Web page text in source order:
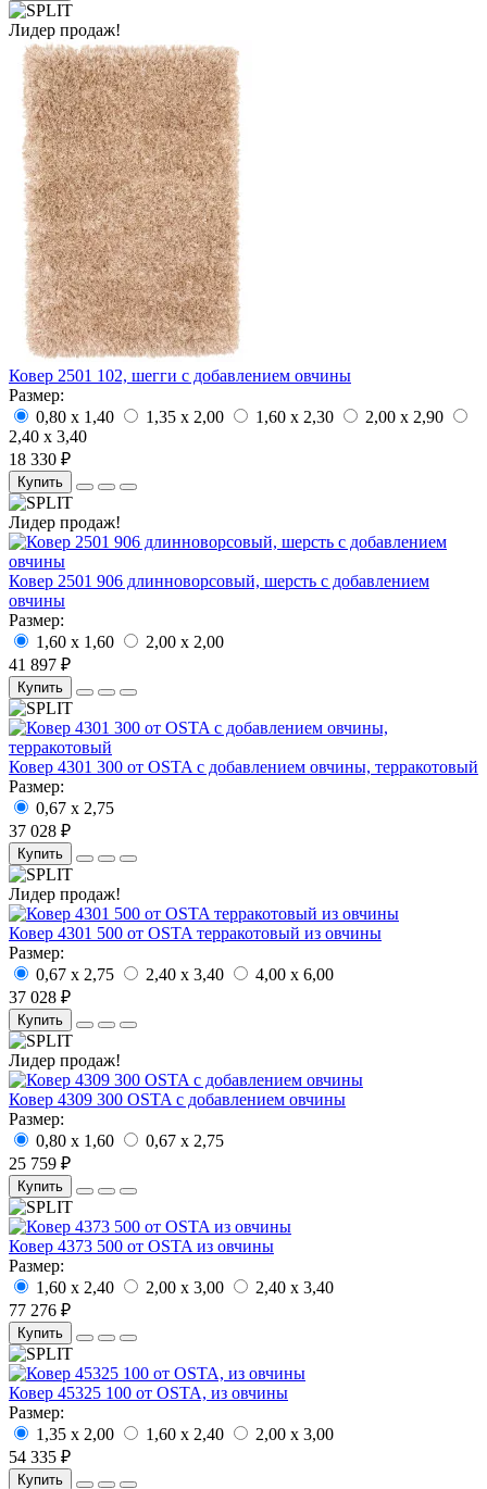
Лидер продаж!
Ковер 2501 102, шегги с добавлением овчины
Размер:
0,80 x 1,40
1,35 x 2,00 1,60 x 2,30
2,00 x 2,90
2,40 x 3,40
18 330 ₽
Купить
Лидер продаж!
Ковер 2501 906 длинноворсовый, шерсть с добавлением
овчины
Размер:
1,60 x 1,60
2,00 x 2,00
41 897 ₽
Купить
Ковер 4301 300 от OSTA с добавлением овчины, терракотовый
Размер:
0,67 x 2,75
37 028 ₽
Купить
Лидер продаж!
Ковер 4301 500 от OSTA терракотовый из овчины
Размер:
0,67 x 2,75
2,40 x 3,40
4,00 x 6,00
37 028 ₽
Купить
Лидер продаж!
Ковер 4309 300 OSTA с добавлением овчины
Размер:
0,80 x 1,60
0,67 x 2,75
25 759 ₽
Купить
Ковер 4373 500 от OSTA из овчины
Размер:
1,60 x 2,40
2,00 x 3,00
2,40 x 3,40
77 276 ₽
Купить
Ковер 45325 100 от OSTA, из овчины
Размер:
1,35 x 2,00
1,60 x 2,40
2,00 x 3,00
54 335 ₽
Купить